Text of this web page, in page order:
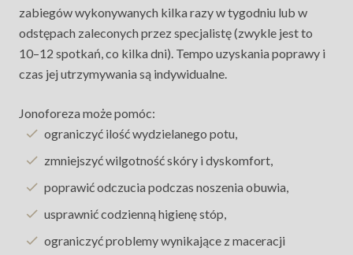
zabiegów wykonywanych kilka razy w tygodniu lub w
odstępach zaleconych przez specjalistę (zwykle jest to
10–12 spotkań, co kilka dni). Tempo uzyskania poprawy i
czas jej utrzymywania są indywidualne.
Jonoforeza może pomóc:
ograniczyć ilość wydzielanego potu,
zmniejszyć wilgotność skóry i dyskomfort,
poprawić odczucia podczas noszenia obuwia,
usprawnić codzienną higienę stóp,
ograniczyć problemy wynikające z maceracji